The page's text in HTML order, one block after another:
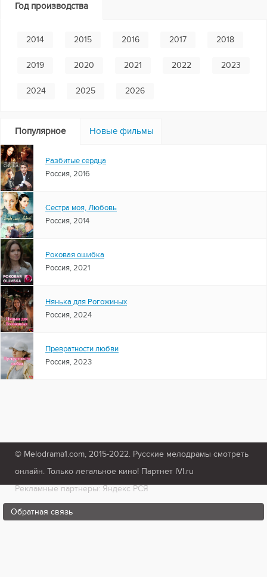
Год производства
2014 2015 2016 2017 2018
2019 2020 2021 2022 2023
2024 2025 2026
Популярное Новые фильмы
Разбитые сердца
Россия, 2016
Сестра моя, Любовь
Россия, 2014
Роковая ошибка
Россия, 2021
Нянька для Рогожиных
Россия, 2024
Превратности любви
Россия, 2023
© Melodrama1.com, 2015-2022. Русские мелодрамы смотреть
онлайн. Только легальное кино! Партнет IVI.ru
Рекламные партнеры: Яндекс РСЯ
Обратная связь